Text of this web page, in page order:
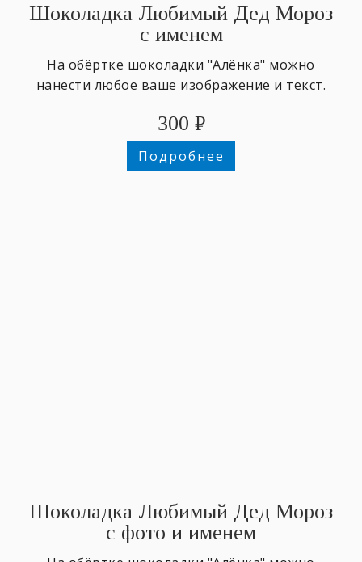
Шоколадка Любимый Дед Мороз
с именем
На обёртке шоколадки "Алёнка" можно
нанести любое ваше изображение и текст.
300 ₽
Подробнее
Шоколадка Любимый Дед Мороз
с фото и именем